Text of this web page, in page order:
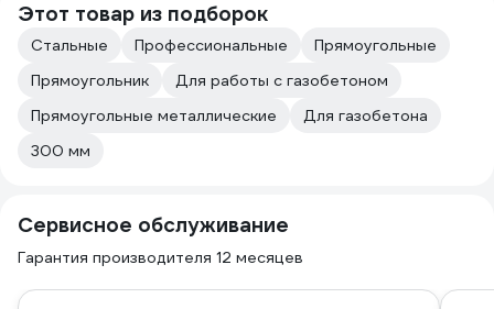
Этот товар из подборок
Стальные Профессиональные
Прямоугольные
Прямоугольник
Для работы с газобетоном
Прямоугольные металлические
Для газобетона
300 мм
Сервисное обслуживание
Гарантия производителя 12 месяцев